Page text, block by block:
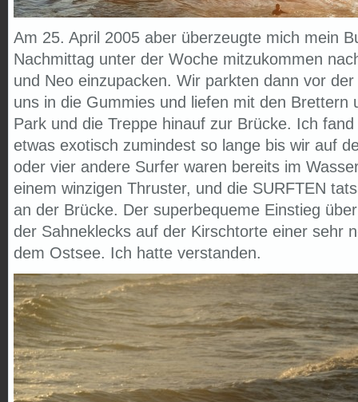
Am 25. April 2005 aber überzeugte mich mein
Nachmittag unter der Woche mitzukommen
und Neo einzupacken. Wir parkten dann vor
uns in die Gummies und liefen mit den Brettern
Park und die Treppe hinauf zur Brücke. Ich
etwas exotisch zumindest so lange bis wir auf
oder vier andere Surfer waren bereits im
einem winzigen Thruster, und die SURFTEN
an der Brücke. Der superbequeme Einstieg
der Sahneklecks auf der Kirschtorte einer sehr
dem Ostsee. Ich hatte verstanden.